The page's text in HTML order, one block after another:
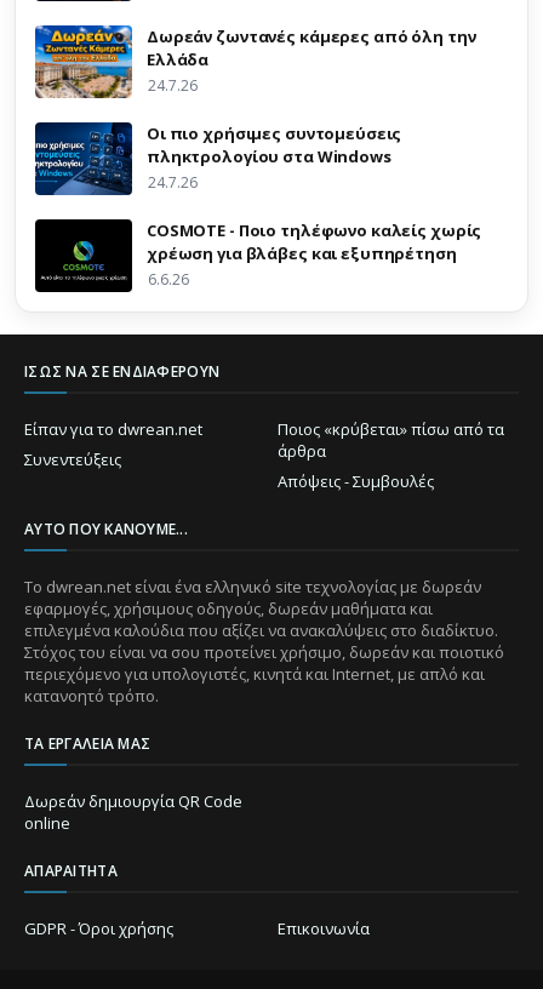
Δωρεάν ζωντανές κάμερες από όλη την
Ελλάδα
24.7.26
Οι πιο χρήσιμες συντομεύσεις
πληκτρολογίου στα Windows
24.7.26
COSMOTE - Ποιο τηλέφωνο καλείς χωρίς
χρέωση για βλάβες και εξυπηρέτηση
6.6.26
ΊΣΩΣ ΝΑ ΣΕ ΕΝΔΙΑΦΈΡΟΥΝ
Είπαν για το dwrean.net
Ποιος «κρύβεται» πίσω από τα
άρθρα
Συνεντεύξεις
Απόψεις - Συμβουλές
ΑΥΤΌ ΠΟΥ ΚΆΝΟΥΜΕ...
Το dwrean.net είναι ένα ελληνικό site τεχνολογίας με δωρεάν
εφαρμογές, χρήσιμους οδηγούς, δωρεάν μαθήματα και
επιλεγμένα καλούδια που αξίζει να ανακαλύψεις στο διαδίκτυο.
Στόχος του είναι να σου προτείνει χρήσιμο, δωρεάν και ποιοτικό
περιεχόμενο για υπολογιστές, κινητά και Internet, με απλό και
κατανοητό τρόπο.
ΤΑ ΕΡΓΑΛΕΊΑ ΜΑΣ
Δωρεάν δημιουργία QR Code
online
ΑΠΑΡΑΊΤΗΤΑ
GDPR - Όροι χρήσης Επικοινωνία